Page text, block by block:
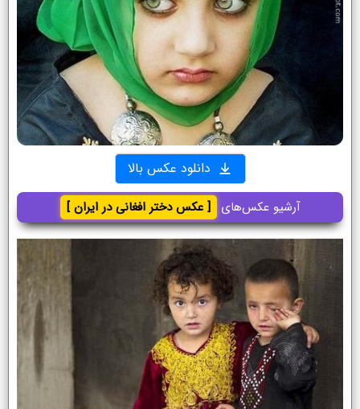
دانلود عکس بالا
آرشیو عکس‌های [ عکس دختر افغانی در ایران ]